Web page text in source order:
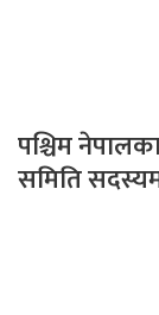
पश्चिम
समिति